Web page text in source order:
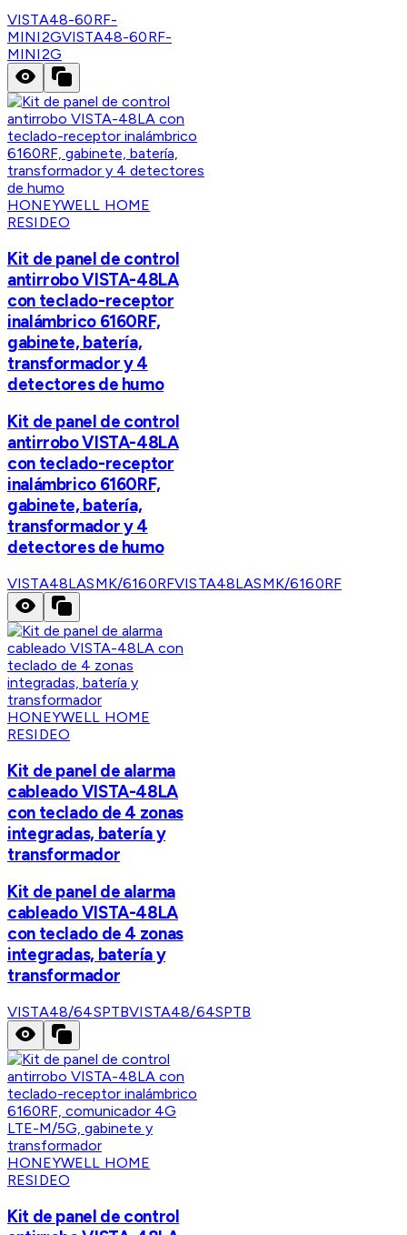
VISTA48-60RF-
MINI2GVISTA48-60RF-
MINI2G
HONEYWELL HOME
RESIDEO
Kit de panel de control
antirrobo VISTA-48LA
con teclado-receptor
inalámbrico 6160RF,
gabinete, batería,
transformador y 4
detectores de humo
Kit de panel de control
antirrobo VISTA-48LA
con teclado-receptor
inalámbrico 6160RF,
gabinete, batería,
transformador y 4
detectores de humo
VISTA48LASMK/6160RFVISTA48LASMK/6160RF
HONEYWELL HOME
RESIDEO
Kit de panel de alarma
cableado VISTA-48LA
con teclado de 4 zonas
integradas, batería y
transformador
Kit de panel de alarma
cableado VISTA-48LA
con teclado de 4 zonas
integradas, batería y
transformador
VISTA48/64SPTBVISTA48/64SPTB
HONEYWELL HOME
RESIDEO
Kit de panel de control